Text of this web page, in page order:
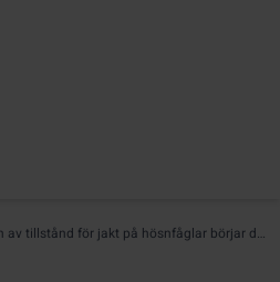
Försäljningen av tillstånd för jakt på hösnfåglar börjar den 8–12 juni